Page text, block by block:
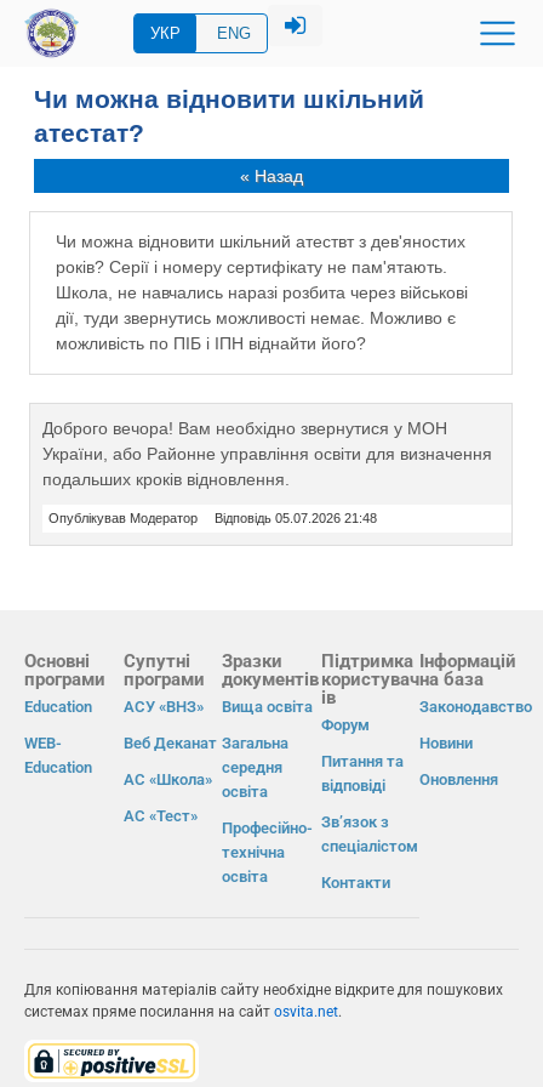
УКР ENG
Чи можна відновити шкільний
атестат?
« Назад
Чи можна відновити шкільний атествт з дев'яностих
років? Серії і номеру сертифікату не пам'ятають.
Школа, не навчались наразі розбита через військові
дії, туди звернутись можливості немає. Можливо є
можливість по ПІБ і ІПН віднайти його?
Доброго вечора! Вам необхідно звернутися у МОН
України, або Районне управління освіти для визначення
подальших кроків відновлення.
Опублікував Модератор Відповідь 05.07.2026 21:48
Основні
програми
Education
WEB-
Education
Супутні
програми
АСУ «ВНЗ»
Веб Деканат
АС «Школа»
АС «Тест»
Зразки
документів
Вища освіта
Загальна
середня
освіта
Професійно-
технічна
освіта
Підтримка
користувач
ів
Форум
Питання та
відповіді
Зв’язок з
спеціалістом
Контакти
Інформацій
на база
Законодавство
Новини
Оновлення
Для копіювання матеріалів сайту необхідне відкрите для пошукових
системах пряме посилання на сайт osvita.net.